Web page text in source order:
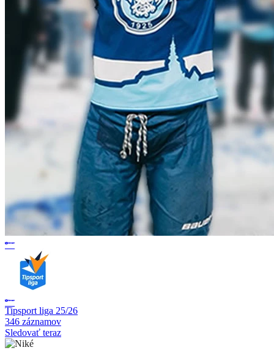
Tipsport liga 25/26
346 záznamov
Sledovať teraz